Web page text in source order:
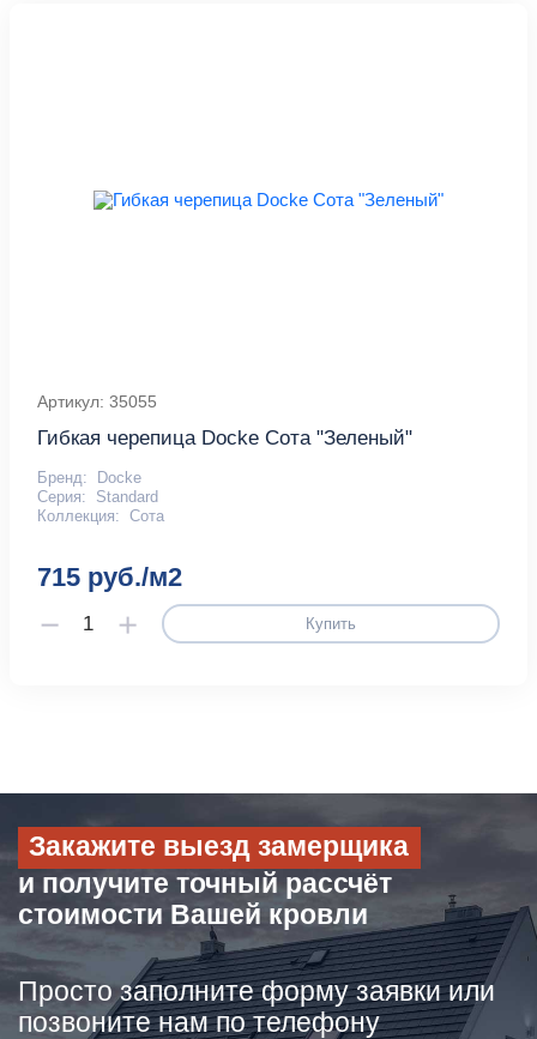
Артикул: 35055
Гибкая черепица Docke Сота "Зеленый"
Бренд:
Docke
Серия:
Standard
Коллекция: Сота
715 руб./м2
Купить
Закажите выезд замерщика
и получите точный рассчёт
стоимости Вашей кровли
Просто заполните форму заявки или
позвоните нам по телефону